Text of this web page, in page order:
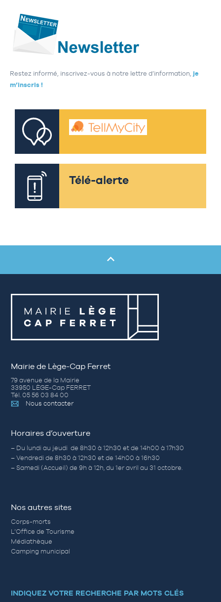
Restez informé, inscrivez-vous à notre lettre d’information, je
m’inscris !
Télé-alerte
Mairie de Lège-Cap Ferret
79 avenue de la Mairie
33950 LÈGE-Cap FERRET
Tél. 05 56 03 84 00
Nous contacter
Horaires d’ouverture
– Du lundi au jeudi de 8h30 à 12h30 et de 14h00 à 17h30
– Vendredi de 8h30 à 12h30 et de 14h00 à 16h30
– Samedi (Accueil) de 9h à 12h, du 1er avril au 31 octobre.
Nos autres sites
Corps-morts
L’Office de Tourisme
Médiathèque
Camping municipal
INDIQUEZ VOTRE RECHERCHE PAR MOTS CLÉS